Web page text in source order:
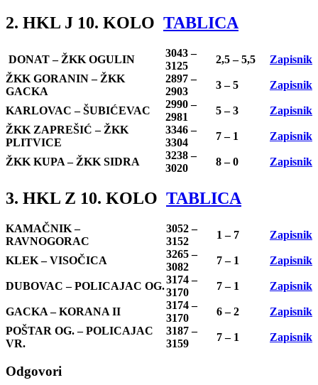
2. HKL J 10. KOLO TABLICA
DONAT – ŽKK OGULIN
3043 –
3125
2,5 – 5,5
Zapisnik
ŽKK GORANIN – ŽKK
GACKA
2897 –
2903
3 – 5 Zapisnik
KARLOVAC – ŠUBIĆEVAC
2990 –
2981
5 – 3
Zapisnik
ŽKK ZAPREŠIĆ – ŽKK
PLITVICE
3346 –
3304
7 – 1 Zapisnik
ŽKK KUPA – ŽKK SIDRA
3238 –
3020
8 – 0 Zapisnik
3. HKL Z 10. KOLO TABLICA
KAMAČNIK –
RAVNOGORAC
3052 –
3152
1 – 7 Zapisnik
KLEK – VISOČICA
3265 –
3082
7 – 1 Zapisnik
DUBOVAC – POLICAJAC OG.
3174 –
3170
7 – 1 Zapisnik
GACKA – KORANA II
3174 –
3170
6 – 2
Zapisnik
POŠTAR OG. – POLICAJAC
VR.
3187 –
3159
7 – 1 Zapisnik
Odgovori